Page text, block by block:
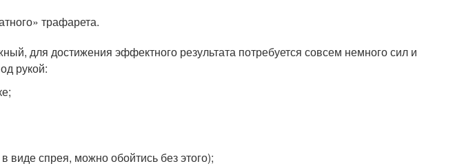
трафарета.
для достижения эффектного результата потребуется совсем немного сил и
рукой:
в виде спрея, можно обойтись без этого);